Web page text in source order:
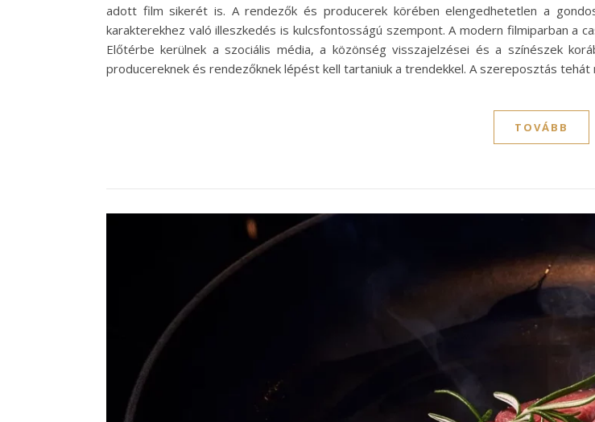
adott film sikerét is. A rendezők és producerek körében elengedhetetlen a
karakterekhez való illeszkedés is kulcsfontosságú szempont. A modern filmiparban a
Előtérbe kerülnek a szociális média, a közönség visszajelzései és a színészek
producereknek és rendezőknek lépést kell tartaniuk a trendekkel. A szereposztás tehát
TOVÁBB